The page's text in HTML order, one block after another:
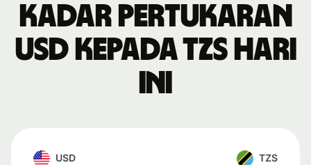
Kadar pertukaran
USD kepada TZS hari
ini
USD TZS